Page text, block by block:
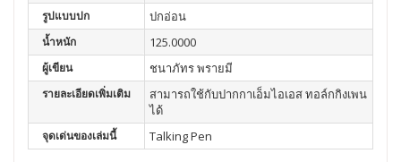
รูปแบบปก ปกอ่อน
น้ำหนัก 125.0000
ผู้เขียน ชนาภัทร พรายมี
รายละเอียดเพิ่มเติม
สามารถใช้กับปากกาเอ็มไอเอส ทอล์กกิงเพน
ได้
จุดเด่นของเล่มนี้ Talking Pen